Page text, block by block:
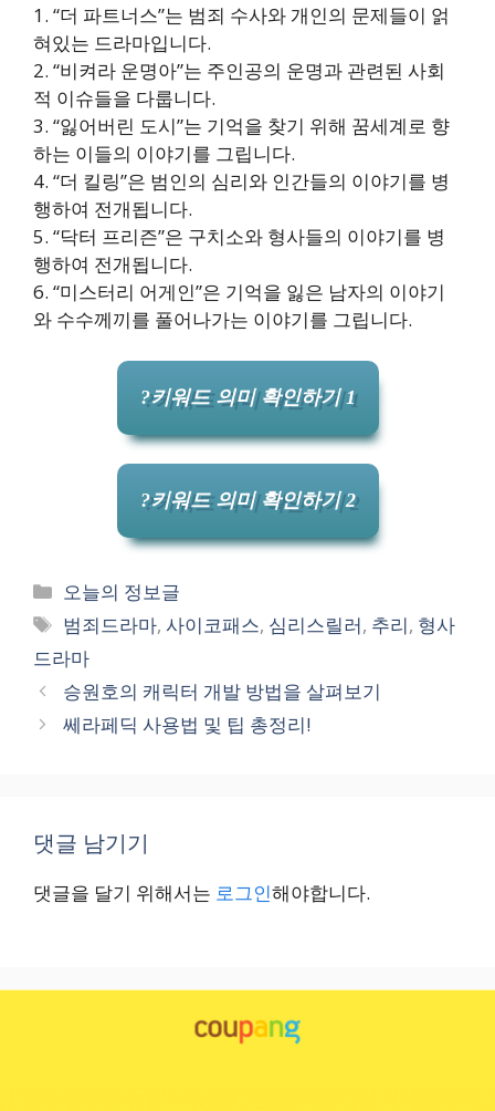
1. “더 파트너스”는 범죄 수사와 개인의 문제들이 얽
혀있는 드라마입니다.
2. “비켜라 운명아”는 주인공의 운명과 관련된 사회
적 이슈들을 다룹니다.
3. “잃어버린 도시”는 기억을 찾기 위해 꿈세계로 향
하는 이들의 이야기를 그립니다.
4. “더 킬링”은 범인의 심리와 인간들의 이야기를 병
행하여 전개됩니다.
5. “닥터 프리즌”은 구치소와 형사들의 이야기를 병
행하여 전개됩니다.
6. “미스터리 어게인”은 기억을 잃은 남자의 이야기
와 수수께끼를 풀어나가는 이야기를 그립니다.
?키워드 의미 확인하기 1
?키워드 의미 확인하기 2
카
테
고
리
오늘의 정보글
태
그
범죄드라마,사이코패스, 심리스릴러, 추리, 형사
드라마
승원호의 캐릭터 개발 방법을 살펴보기
쎄라페딕 사용법 및 팁 총정리!
댓글 남기기
댓글을 달기 위해서는 로그인해야합니다.